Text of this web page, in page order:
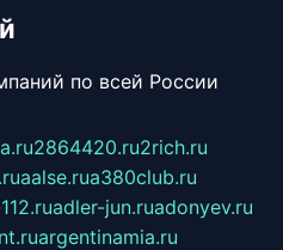
по всей России
2864420.ru2rich.ru
aalse.rua380club.ru
adler-jun.ruadonyev.ru
argentinamia.ru